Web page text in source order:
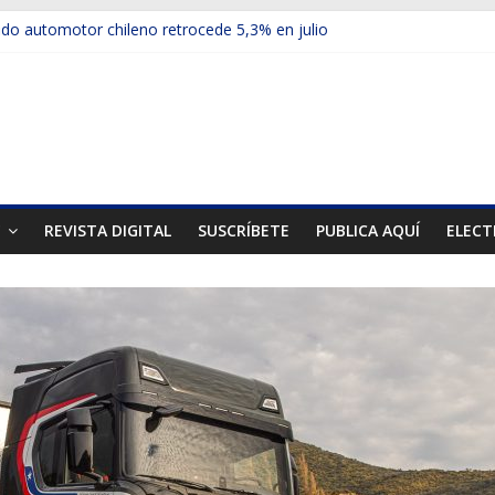
automotor chileno retrocede 5,3% en julio
REVISTA DIGITAL SUSCRÍBETE PUBLICA AQUÍ